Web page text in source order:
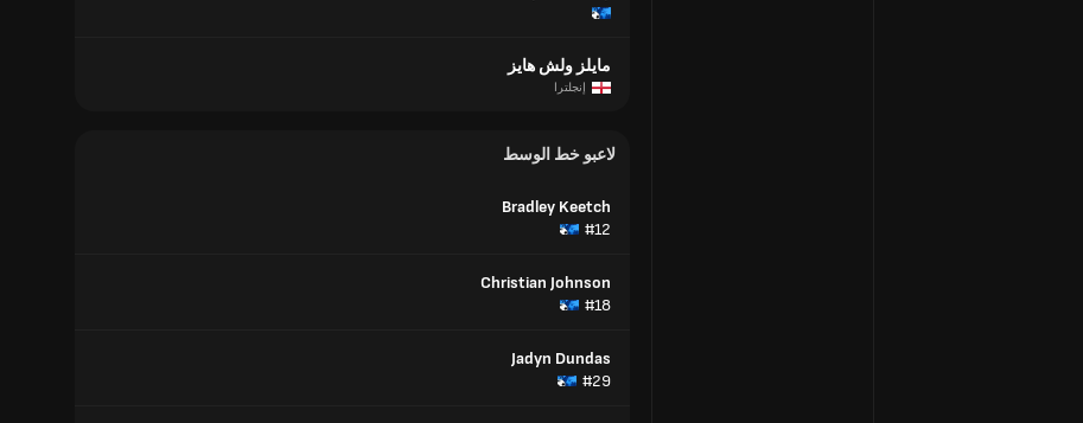
مايلز ولش هايز
إنجلترا
لاعبو خط الوسط
Bradley Keetch
#12
Christian Johnson
#18
Jadyn Dundas
#29